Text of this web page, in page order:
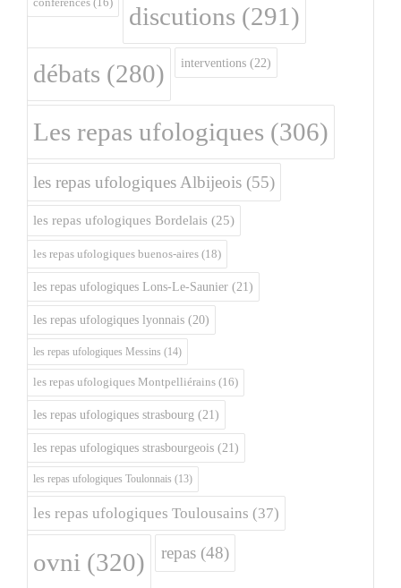
conférences (16) discutions (291)
débats (280) interventions (22)
Les repas ufologiques (306)
les repas ufologiques Albijeois (55)
les repas ufologiques Bordelais (25)
les repas ufologiques buenos-aires (18)
les repas ufologiques Lons-Le-Saunier (21)
les repas ufologiques lyonnais (20)
les repas ufologiques Messins (14)
les repas ufologiques Montpelliérains (16)
les repas ufologiques strasbourg (21)
les repas ufologiques strasbourgeois (21)
les repas ufologiques Toulonnais (13)
les repas ufologiques Toulousains (37)
ovni (320) repas (48)